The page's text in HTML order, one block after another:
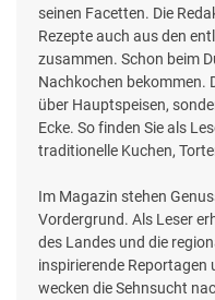
seinen Facetten. Die
Rezepte auch aus den
zusammen. Schon beim
Nachkochen bekommen.
über Hauptspeisen,
Ecke. So finden Sie als
traditionelle Kuchen,
Im Magazin stehen
Vordergrund. Als Leser
des Landes und die
inspirierende Reportagen
wecken die Sehnsucht